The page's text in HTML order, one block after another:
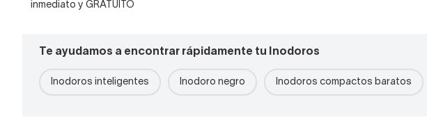
inmediato y GRATUITO
Te ayudamos a encontrar rápidamente tu Inodoros
Inodoros inteligentes Inodoro negro Inodoros compactos baratos